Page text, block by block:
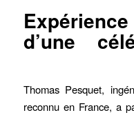
d’une
Thomas Pesquet,
reconnu en France, a